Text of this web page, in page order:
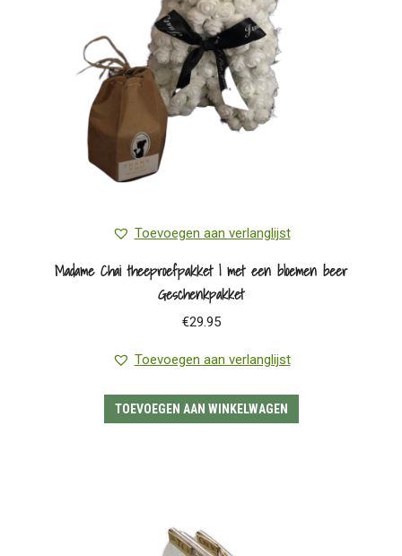
Toevoegen aan verlanglijst
Madame Chai theeproefpakket | met een bloemen beer
Geschenkpakket
€29.95
Toevoegen aan verlanglijst
TOEVOEGEN AAN WINKELWAGEN